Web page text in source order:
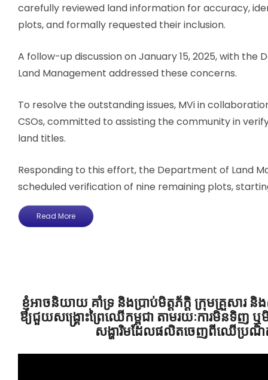
carefully reviewed land information for accuracy,
plots, and formally requested their inclusion.
A follow-up discussion on January 15, 2025, with the
Land Management addressed these concerns.
To resolve the outstanding issues, MVi in
CSOs, committed to assisting the community in
land titles.
Responding to this effort, the Department of Land
scheduled verification of nine remaining plots,
Read More
ខ្ញុំអាចនិយាយ គាំទ្រ និងប្រាប់មិត្តភ័ក្តិ ក្រុមគ្រួសារ
ឱ្យជួយសង្គ្រោះព្រៃឈើកម្ពុជា តាមរយៈការមិនទិញ ឬ
សង្ហារិមដែលផលិតចេញពីឈើប្រ